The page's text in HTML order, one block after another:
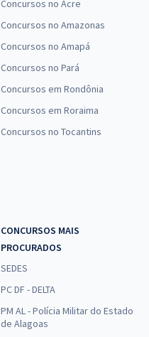
Concursos no Acre
Concursos no Amazonas
Concursos no Amapá
Concursos no Pará
Concursos em Rondônia
Concursos em Roraima
Concursos no Tocantins
CONCURSOS MAIS
PROCURADOS
SEDES
PC DF - DELTA
PM AL - Polícia Militar do Estado
de Alagoas